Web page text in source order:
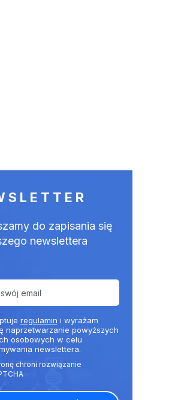
do zapisania się
newslettera
regulamin i wyrażam
naprzetwarzanie powyższych
osobowych w celu
newslettera.